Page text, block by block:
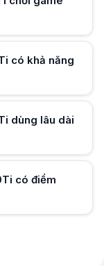
có khả năng
dùng lâu dài
có điểm